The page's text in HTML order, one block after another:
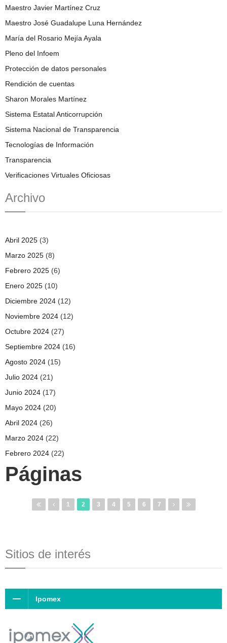
Maestro Javier Martínez Cruz
Maestro José Guadalupe Luna Hernández
María del Rosario Mejía Ayala
Pleno del Infoem
Protección de datos personales
Rendición de cuentas
Sharon Morales Martínez
Sistema Estatal Anticorrupción
Sistema Nacional de Transparencia
Tecnologías de Información
Transparencia
Verificaciones Virtuales Oficiosas
Archivo
Abril 2025 (3)
Marzo 2025 (8)
Febrero 2025 (6)
Enero 2025 (10)
Diciembre 2024 (12)
Noviembre 2024 (12)
Octubre 2024 (27)
Septiembre 2024 (16)
Agosto 2024 (15)
Julio 2024 (21)
Junio 2024 (17)
Mayo 2024 (20)
Abril 2024 (26)
Marzo 2024 (22)
Febrero 2024 (22)
Páginas
1 2 3 4 5 6 7
Sitios de interés
Ipomex